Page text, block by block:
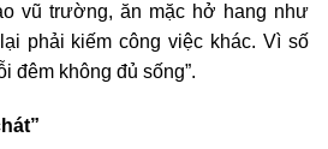
vũ trường, ăn mặc hở hang như
phải kiếm công việc khác. Vì số
đêm không đủ sống”.